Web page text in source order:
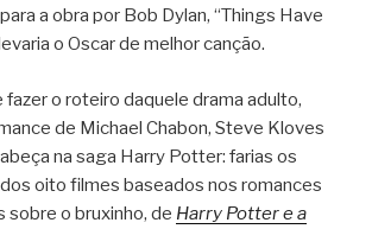
a obra por Bob Dylan, “Things Have
o Oscar de melhor canção.
o roteiro daquele drama adulto,
de Michael Chabon, Steve Kloves
na saga Harry Potter: farias os
oito filmes baseados nos romances
sobre o bruxinho, de Harry Potter e a